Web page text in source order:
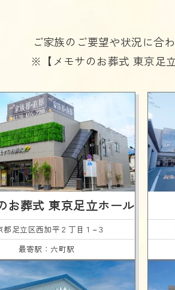
ご家族のご要望や状況に合わ
※【メモサのお葬式 東京足
お葬式東京足立ホール
都足立区西加平２丁目１−３
最寄駅：六町駅